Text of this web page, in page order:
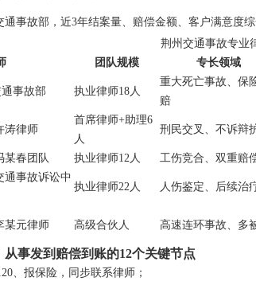
通事故部，近3年结案量、赔偿金额、客户满意度综
荆州交通事故专业
团队规模 专长领域
事故部 执业律师18人
重大死亡事故、保
赔
涛律师
首席律师+助理6
人
刑民交叉、不诉辩
某春团队 执业律师12人 工伤竞合、双重赔
通事故诉讼中
执业律师22人 人伤鉴定、后续治
某元律师 高级合伙人 高速连环事故、多
事发到赔偿到账的12个关键节点
、报保险，同步联系律师；